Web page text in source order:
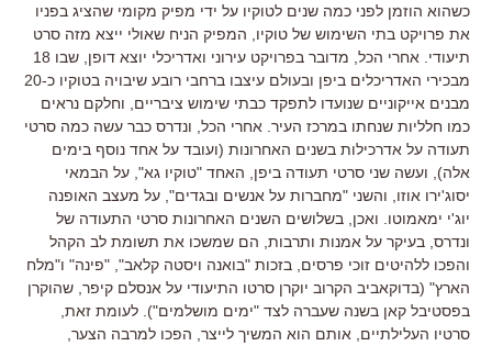
כשהוא הוזמן לפני כמה שנים לטוקיו על ידי מפיק מקומי שהציג בפניו
את פרויקט בתי השימוש של טוקיו
המפיק הניח שאולי ייצא מזה סרט
תיעודי
אחרי הכל מדובר בפרויקט עירוני ואדריכלי יוצא דופן שבו 18
מבכירי האדריכלים ביפן ובעולם עיצבו ברחבי רובע שיבויה בטוקיו כ-20
מבנים אייקוניים שנועדו לתפקד כבתי שימוש ציבריים
וחלקם נראים
כמו חלליות שנחתו במרכז העיר אחרי הכל ונדרס כבר עשה כמה סרטי
תעודה על אדרכילות בשנים האחרונות (ועובד על אחד נוסף בימים
אלה), ועשה שני סרטי תעודה ביפן האחד "טוקיו גא", על הבמאי
יסוג'ירו אוזו והשני "מחברות על אנשים ובגדים", על מעצב האופנה
יוג'י ימאמוטו ואכן בשלושים השנים האחרונות סרטי התעודה של
ונדרס בעיקר על אמנות ותרבות הם שמשכו את תשומת לב הקהל
והפכו ללהיטים זוכי פרסים בזכות "בואנה ויסטה קלאב", "פינה" ו"מלח
הארץ" (בדוקאביב הקרוב יוקרן סרטו התיעודי על אנסלם קיפר, שהוקרן
בפסטיבל קאן בשנה שעברה לצד "ימים מושלמים"). לעומת זאת
סרטיו העלילתיים
אותם הוא המשיך לייצר הפכו למרבה הצער